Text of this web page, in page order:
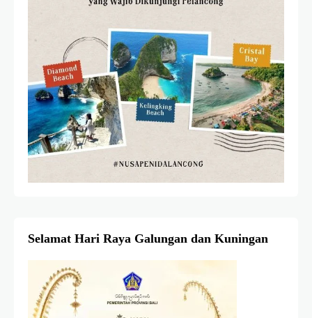
Selamat Hari Raya Galungan dan Kuningan